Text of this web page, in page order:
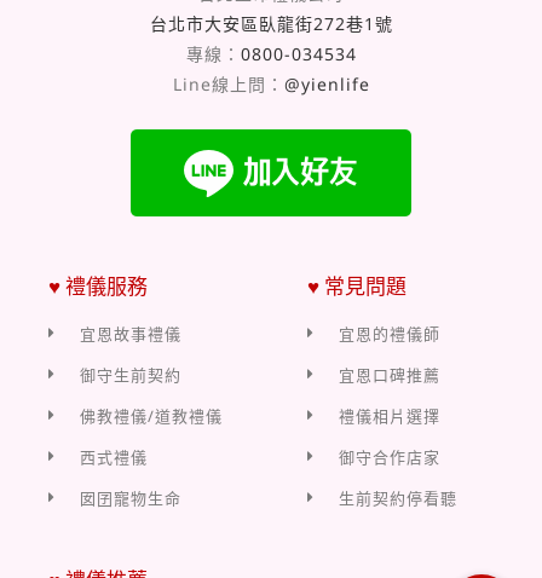
台北市大安區臥龍街272巷1號
專線： 0800-034534
Line線上問： @yienlife
♥ 禮儀服務
宜恩故事禮儀
御守生前契約
佛教禮儀/道教禮儀
西式禮儀
囡囝寵物生命
♥ 常見問題
宜恩的禮儀師
宜恩口碑推薦
禮儀相片選擇
御守合作店家
生前契約停看聽